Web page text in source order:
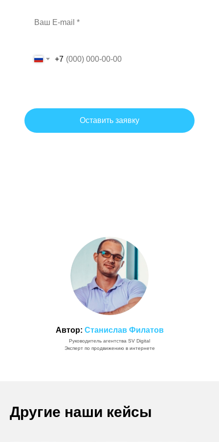
+7
Оставить заявку
Автор: Станислав Филатов
Руководитель агентства SV Digital
Эксперт по продвижению в интернете
Другие наши кейсы